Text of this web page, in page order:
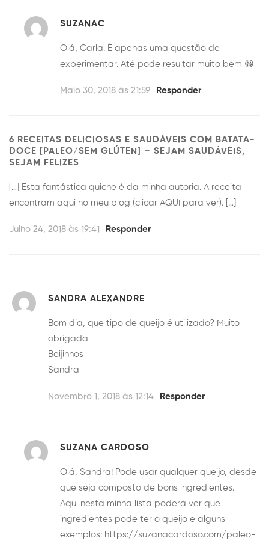
SUZANAC
Olá, Carla. É apenas uma questão de
experimentar. Até pode resultar muito bem 😀
Maio 30, 2018 às 21:59 Responder
6 RECEITAS DELICIOSAS E SAUDÁVEIS COM BATATA-
DOCE [PALEO/SEM GLÚTEN] – SEJAM SAUDÁVEIS,
SEJAM FELIZES
[…] Esta fantástica quiche é da minha autoria. A receita
encontram aqui no meu blog (clicar AQUI para ver). […]
Julho 24, 2018 às 19:41 Responder
SANDRA ALEXANDRE
Bom dia, que tipo de queijo é utilizado? Muito
obrigada
Beijinhos
Sandra
Novembro 1, 2018 às 12:14 Responder
SUZANA CARDOSO
Olá, Sandra! Pode usar qualquer queijo, desde
que seja composto de bons ingredientes.
Aqui nesta minha lista poderá ver que
ingredientes pode ter o queijo e alguns
exemplos: https://suzanacardoso.com/paleo-